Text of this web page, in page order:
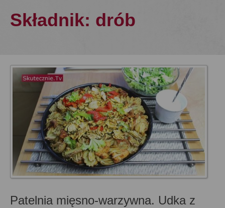
Składnik: drób
Patelnia mięsno-warzywna. Udka z